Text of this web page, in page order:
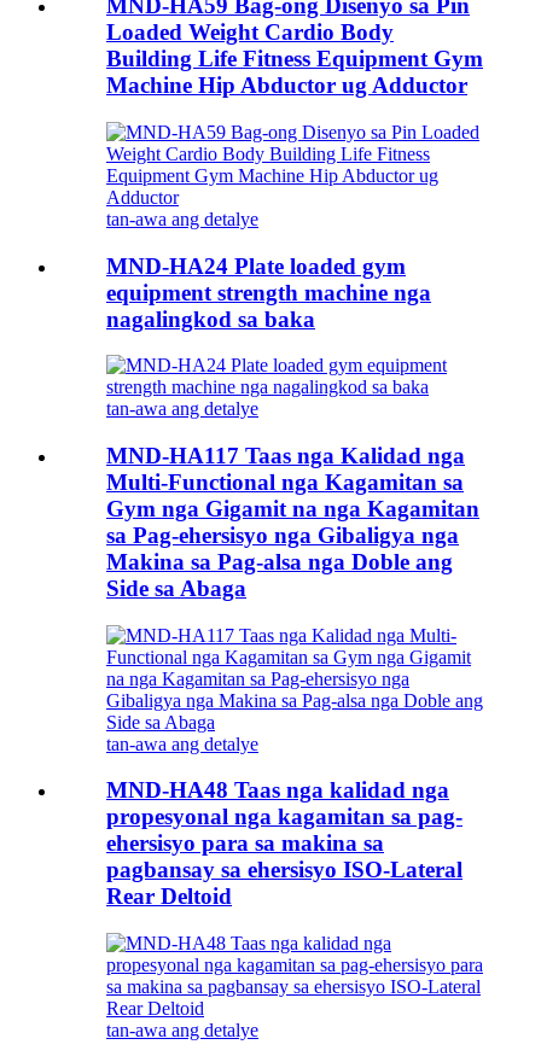
MND-HA59 Bag-ong Disenyo sa Pin
Loaded Weight Cardio Body
Building Life Fitness Equipment Gym
Machine Hip Abductor ug Adductor
tan-awa ang detalye
MND-HA24 Plate loaded gym
equipment strength machine nga
nagalingkod sa baka
tan-awa ang detalye
MND-HA117 Taas nga Kalidad nga
Multi-Functional nga Kagamitan sa
Gym nga Gigamit na nga Kagamitan
sa Pag-ehersisyo nga Gibaligya nga
Makina sa Pag-alsa nga Doble ang
Side sa Abaga
tan-awa ang detalye
MND-HA48 Taas nga kalidad nga
propesyonal nga kagamitan sa pag-
ehersisyo para sa makina sa
pagbansay sa ehersisyo ISO-Lateral
Rear Deltoid
tan-awa ang detalye